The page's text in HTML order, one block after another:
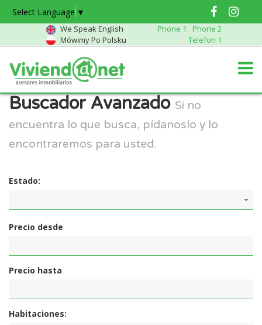
Select Language ▼
We Speak English Phone 1
Phone 2
Mówimy Po Polsku
Telefon 1
Buscador Avanzado Si no
encuentra lo que busca, pídanoslo y lo
encontraremos para usted.
Estado:
Precio desde
Precio hasta
Habitaciones: